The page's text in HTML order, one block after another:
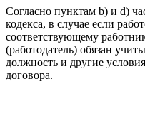
Согласно пунктам b) и d)
кодекса, в случае если
соответствующему
(работодатель) обязан
должность и другие
договора.